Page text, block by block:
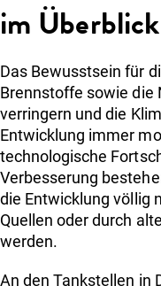
im Überblick
Das Bewusstsein für
Brennstoffe sowie die
verringern und die
Entwicklung immer
technologische
Verbesserung
die Entwicklung völlig
Quellen oder durch
werden.
An den Tankstellen in